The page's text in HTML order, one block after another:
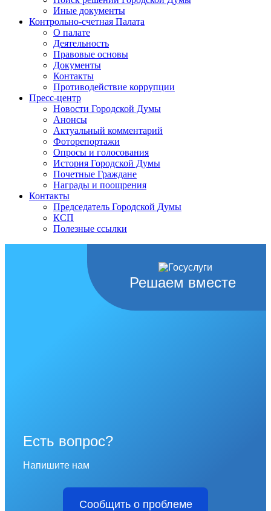
Иные документы
Контрольно-счетная Палата
О палате
Деятельность
Правовые основы
Документы
Контакты
Противодействие коррупции
Пресс-центр
Новости Городской Думы
Анонсы
Актуальный комментарий
Фоторепортажи
Опросы и голосования
История Городской Думы
Почетные Граждане
Награды и поощрения
Контакты
Председатель Городской Думы
КСП
Полезные ссылки
Решаем вместе
Есть вопрос?
Напишите нам
Сообщить о проблеме